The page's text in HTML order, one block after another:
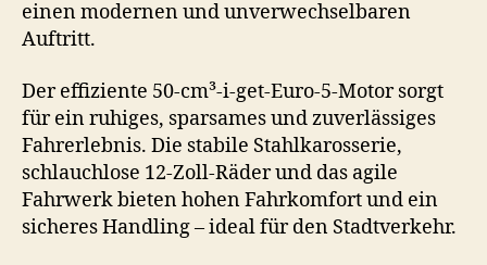
einen modernen und unverwechselbaren
Auftritt.
Der effiziente 50-cm³-i-get-Euro-5-Motor sorgt
für ein ruhiges, sparsames und zuverlässiges
Fahrerlebnis. Die stabile Stahlkarosserie,
schlauchlose 12-Zoll-Räder und das agile
Fahrwerk bieten hohen Fahrkomfort und ein
sicheres Handling – ideal für den Stadtverkehr.